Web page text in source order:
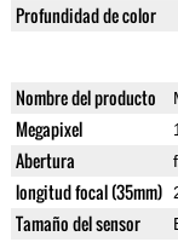
Profundidad de color
Nombre del producto
Megapixel
Abertura
longitud focal (35mm)
Tamaño del sensor